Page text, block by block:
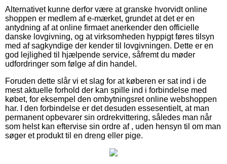
Alternativet kunne derfor være at granske hvorvidt online
shoppen er medlem af e-mærket, grundet at det er en
antydning af at online firmaet anerkender den officielle
danske lovgivning, og at virksomheden hyppigt føres tilsyn
med af sagkyndige der kender til lovgivningen. Dette er en
god lejlighed til hjælpende service, såfremt du møder
udfordringer som følge af din handel.
Foruden dette slår vi et slag for at køberen er sat ind i de
mest aktuelle forhold der kan spille ind i forbindelse med
købet, for eksempel den ombytningsret online webshoppen
har. I den forbindelse er det desuden essesentielt, at man
permanent opbevarer sin ordrekvittering, således man når
som helst kan eftervise sin ordre af , uden hensyn til om man
søger et produkt til en dreng eller pige.